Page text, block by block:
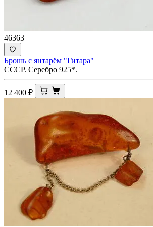
46363
Брошь с янтарём "Гитара"
СССР. Серебро 925*.
12 400 ₽